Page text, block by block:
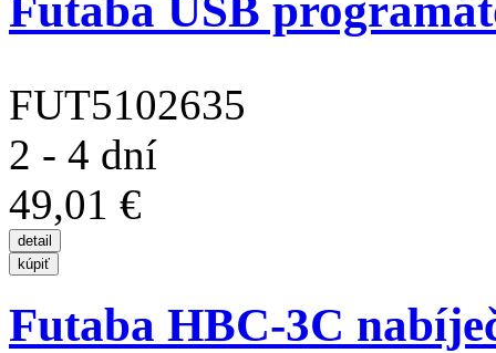
Futaba USB
FUT5102635
2 - 4 dní
49,01 €
Futaba HBC-3C